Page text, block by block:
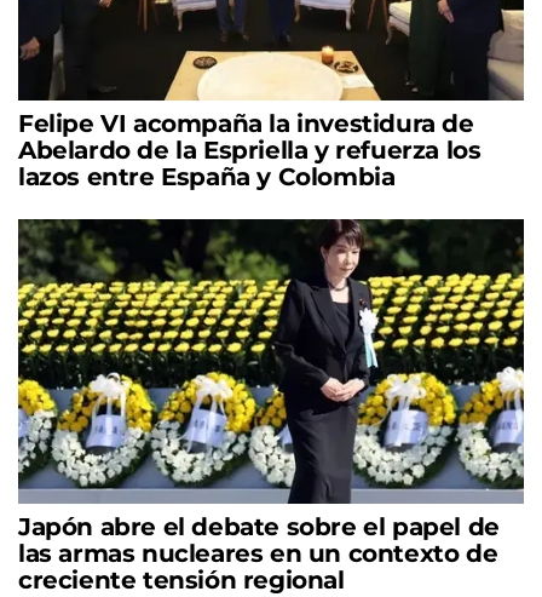
Felipe VI acompaña la investidura de
Abelardo de la Espriella y refuerza los
lazos entre España y Colombia
Japón abre el debate sobre el papel de
las armas nucleares en un contexto de
creciente tensión regional